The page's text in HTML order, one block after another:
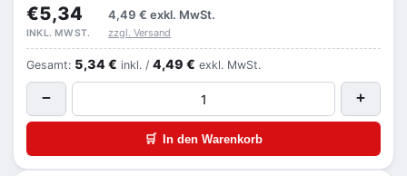
€5,34 4,49 € exkl. MwSt.
INKL. MWST. zzgl. Versand
Gesamt: 5,34 € inkl. / 4,49 € exkl. MwSt.
− +
🛒 In den Warenkorb